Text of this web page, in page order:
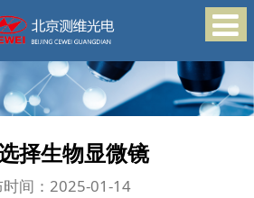
择生物显微镜
时间：2025-01-14